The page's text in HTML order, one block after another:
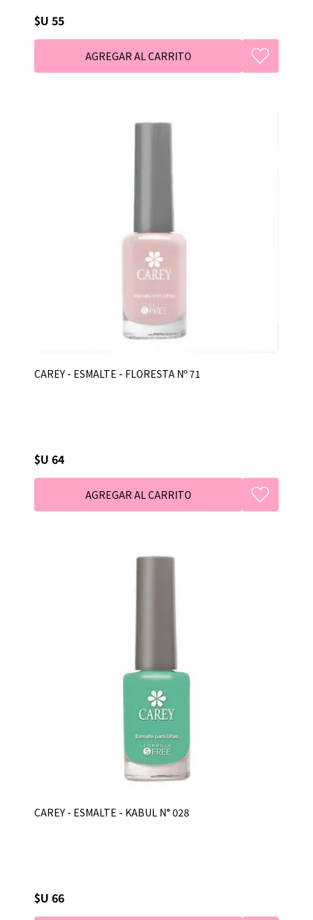
$U 55
CAREY - ESMALTE - FLORESTA Nº 71
$U 64
CAREY - ESMALTE - KABUL N° 028
$U 66